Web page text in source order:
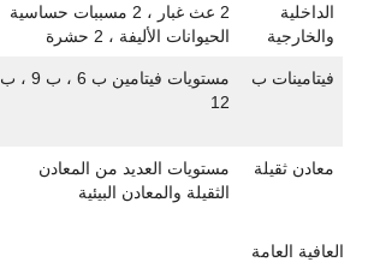
الداخلية
والخارجية
2 عث غبار ، 2 مسببات حساسية
الحيوانات الأليفة ، 2 حشرة
فيتامينات ب
مستويات فيتامين ب 6 ، ب 9 ، ب
12
معادن ثقيلة
مستويات العديد من المعادن
الثقيلة والمعادن البيئية
العافية العامة